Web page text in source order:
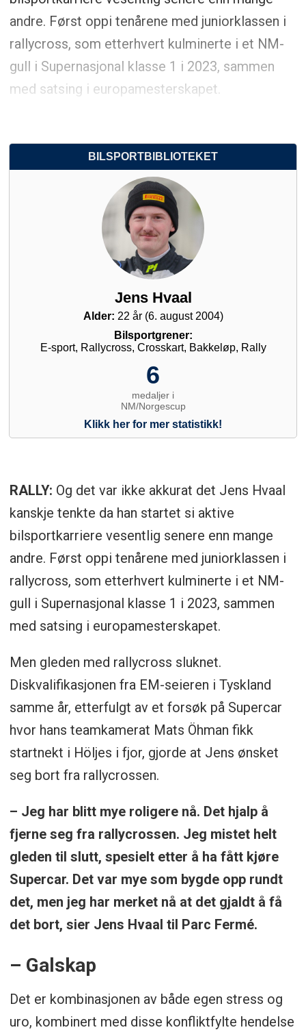
andre. Først oppi tenårene med juniorklassen i
rallycross, som etterhvert kulminerte i et NM-
gull i Supernasjonal klasse 1 i 2023, sammen
med satsing i europamesterskapet.
RALLY: Og det var ikke akkurat det Jens Hvaal
kanskje tenkte da han startet si aktive
bilsportkarriere vesentlig senere enn mange
andre. Først oppi tenårene med juniorklassen i
rallycross, som etterhvert kulminerte i et NM-
gull i Supernasjonal klasse 1 i 2023, sammen
med satsing i europamesterskapet.
Men gleden med rallycross sluknet.
Diskvalifikasjonen fra EM-seieren i Tyskland
samme år, etterfulgt av et forsøk på Supercar
hvor hans teamkamerat Mats Öhman fikk
startnekt i Höljes i fjor, gjorde at Jens ønsket
seg bort fra rallycrossen.
– Jeg har blitt mye roligere nå. Det hjalp å
fjerne seg fra rallycrossen. Jeg mistet helt
gleden til slutt, spesielt etter å ha fått kjøre
Supercar. Det var mye som bygde opp rundt
det, men jeg har merket nå at det gjaldt å få
det bort, sier Jens Hvaal til Parc Fermé.
– Galskap
Det er kombinasjonen av både egen stress og
uro, kombinert med disse konfliktfylte hendelse